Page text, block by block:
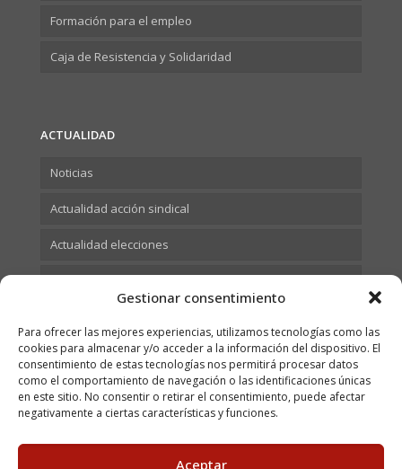
Gestionar consentimiento
Para ofrecer las mejores experiencias, utilizamos tecnologías como las
cookies para almacenar y/o acceder a la información del dispositivo. El
consentimiento de estas tecnologías nos permitirá procesar datos
como el comportamiento de navegación o las identificaciones únicas
en este sitio. No consentir o retirar el consentimiento, puede afectar
negativamente a ciertas características y funciones.
Aceptar
Formación para el empleo
Caja de Resistencia y Solidaridad
ACTUALIDAD
Noticias
Actualidad acción sindical
Actualidad elecciones
Actualidad Formación
© 2023 USOCV. All Rights Reserved. C/ Juan Bautista Vives,